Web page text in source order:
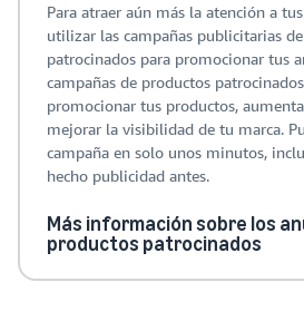
Para atraer aún más la atención a
utilizar las campañas publicitarias
patrocinados para promocionar tus
campañas de productos
promocionar tus productos,
mejorar la visibilidad de tu marca.
campaña en solo unos minutos,
hecho publicidad antes.
Más información sobre los
productos patrocinados